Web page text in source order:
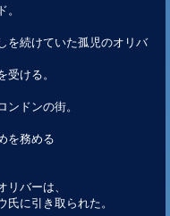
を続けていた孤児のオリバ
ける。
ドンの街。
を務める
バーは、
に引き取られた。